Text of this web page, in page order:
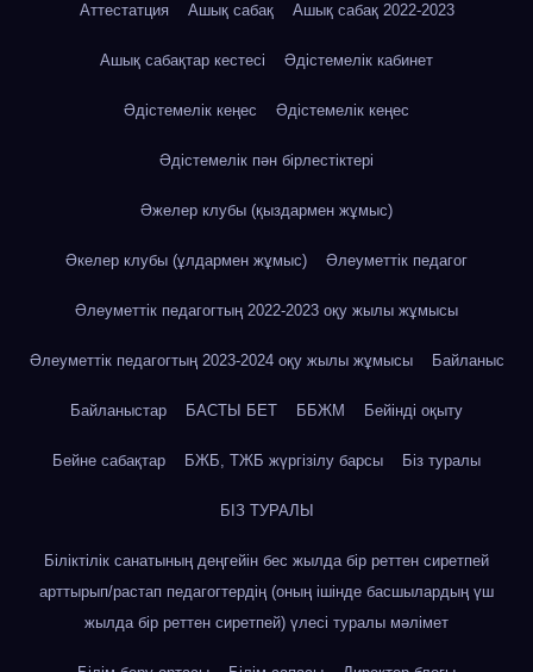
Аттестатция Ашық сабақ Ашық сабақ 2022-2023
Ашық сабақтар кестесі Әдістемелік кабинет
Әдістемелік кеңес Әдістемелік кеңес
Әдістемелік пән бірлестіктері
Әжелер клубы (қыздармен жұмыс)
Әкелер клубы (ұлдармен жұмыс) Әлеуметтік педагог
Әлеуметтік педагогтың 2022-2023 оқу жылы жұмысы
Әлеуметтік педагогтың 2023-2024 оқу жылы жұмысы Байланыс
Байланыстар БАСТЫ БЕТ ББЖМ Бейінді оқыту
Бейне сабақтар БЖБ, ТЖБ жүргізілу барсы Біз туралы
БІЗ ТУРАЛЫ
Біліктілік санатының деңгейін бес жылда бір реттен сиретпей
арттырып/растап педагогтердің (оның ішінде басшылардың үш
жылда бір реттен сиретпей) үлесі туралы мәлімет